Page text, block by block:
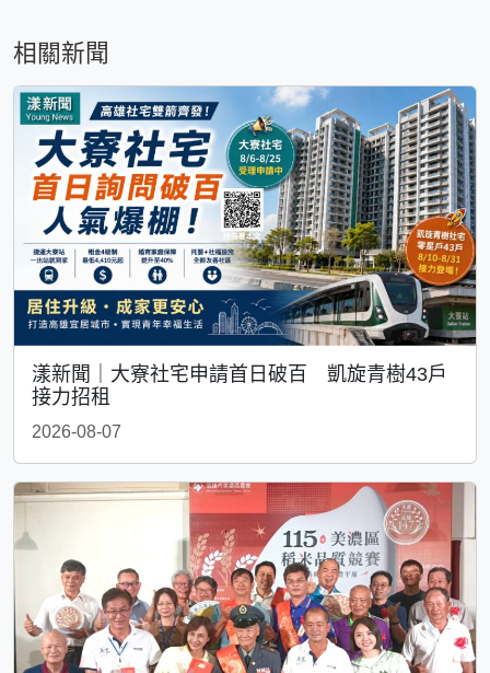
相關新聞
漾新聞｜大寮社宅申請首日破百 凱旋青樹43戶
接力招租
2026-08-07